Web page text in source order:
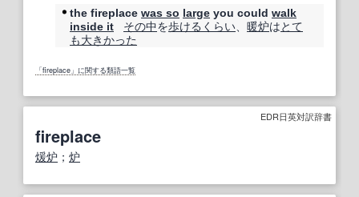
the fireplace was so large you could walk
inside it
その中を歩ける くらい、 暖炉はとて
も大きかった
「fireplace」に関する類語一覧
EDR日英対訳辞書
fireplace
煖炉 ； 炉